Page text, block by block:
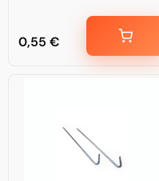
0,55 €